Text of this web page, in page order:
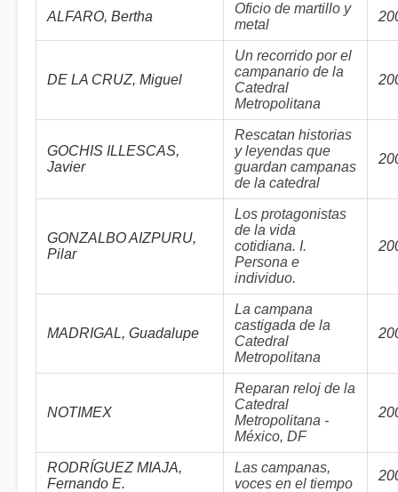
ALFARO, Bertha
Oficio de martillo y
metal
DE LA CRUZ, Miguel
Un recorrido por el
campanario de la
Catedral
Metropolitana
GOCHIS ILLESCAS,
Javier
Rescatan historias
y leyendas que
guardan campanas
de la catedral
GONZALBO AIZPURU,
Pilar
Los protagonistas
de la vida
cotidiana. I.
Persona e
individuo.
MADRIGAL, Guadalupe
La campana
castigada de la
Catedral
Metropolitana
NOTIMEX
Reparan reloj de la
Catedral
Metropolitana -
México, DF
RODRÍGUEZ MIAJA,
Fernando E.
Las campanas,
voces en el tiempo